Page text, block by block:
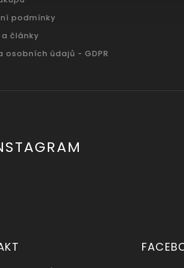
podmínky
a články
osobních údajů - GDPR